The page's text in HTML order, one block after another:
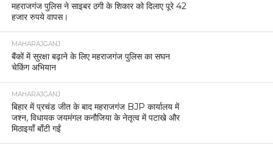
महराजगंज पुलिस ने साइबर ठगी के शिकार को दिलाए पूरे 42
हजार रुपये वापस।
MAHARAJGANJ
बैंकों में सुरक्षा बढ़ाने के लिए महराजगंज पुलिस का सघन
चेकिंग अभियान
MAHARAJGANJ
बिहार में प्रचंड जीत के बाद महराजगंज BJP कार्यालय में
जश्न, विधायक जयमंगल कनौजिया के नेतृत्व में पटाखे और
मिठाइयाँ बाँटी गईं